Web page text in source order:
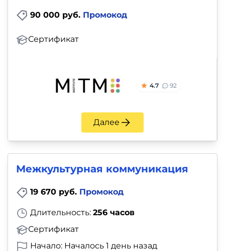
90 000 руб. Промокод
Сертификат
4.7 92
Далее
Межкультурная коммуникация
19 670 руб. Промокод
Длительность: 256 часов
Сертификат
Начало: Началось 1 день назад